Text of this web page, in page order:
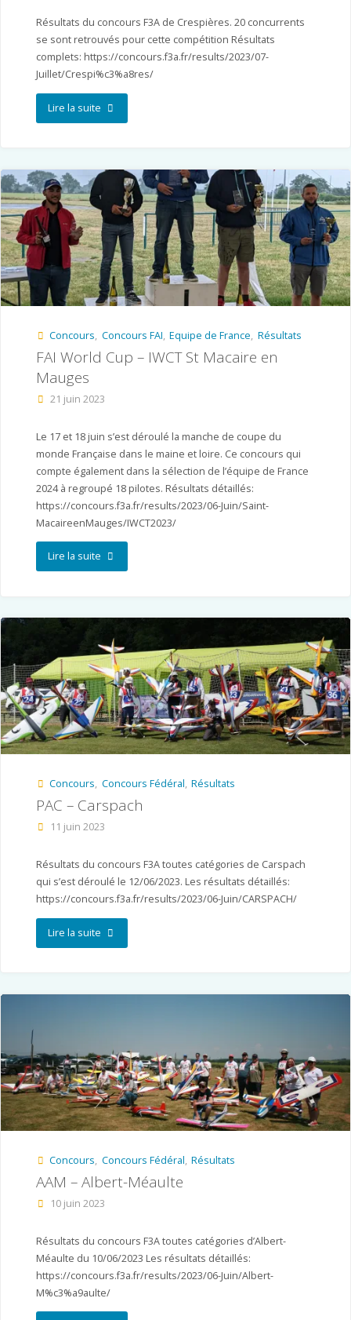
Résultats du concours F3A de Crespières. 20 concurrents
se sont retrouvés pour cette compétition Résultats
complets: https://concours.f3a.fr/results/2023/07-
Juillet/Crespi%c3%a8res/
Lire la suite"MACE
Concours, Concours FAI, Equipe de France, Résultats
FAI World Cup – IWCT St Macaire en
Mauges
21 juin 2023
Le 17 et 18 juin s’est déroulé la manche de coupe du
monde Française dans le maine et loire. Ce concours qui
compte également dans la sélection de l’équipe de France
2024 à regroupé 18 pilotes. Résultats détaillés:
https://concours.f3a.fr/results/2023/06-Juin/Saint-
MacaireenMauges/IWCT2023/
Lire la suite"FAI
–
IWCT
St
Macaire
en
Mauges"
Concours, Concours Fédéral, Résultats
PAC – Carspach
11 juin 2023
Résultats du concours F3A toutes catégories de Carspach
qui s’est déroulé le 12/06/2023. Les résultats détaillés:
https://concours.f3a.fr/results/2023/06-Juin/CARSPACH/
Lire la suite"PAC
Concours, Concours Fédéral, Résultats
AAM – Albert-Méaulte
10 juin 2023
Résultats du concours F3A toutes catégories d’Albert-
Méaulte du 10/06/2023 Les résultats détaillés:
https://concours.f3a.fr/results/2023/06-Juin/Albert-
M%c3%a9aulte/